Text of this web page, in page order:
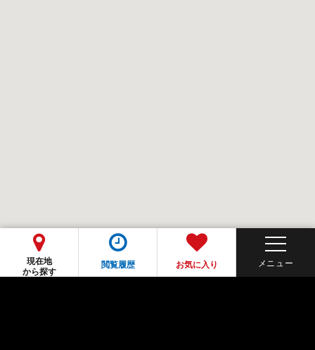
現在地
から探す
閲覧履歴 お気に入り